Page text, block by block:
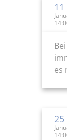
11
es
25